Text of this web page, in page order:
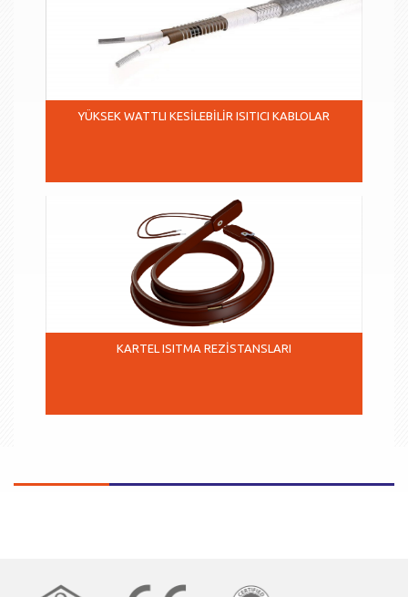
YÜKSEK WATTLI KESİLEBİLİR ISITICI KABLOLAR
KARTEL ISITMA REZİSTANSLARI